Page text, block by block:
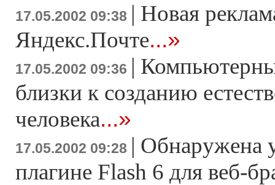
17.05.2002 09:38 | Новая
Яндекс.Почте...»
17.05.2002 09:36 |
близки к созданию
человека...»
17.05.2002 09:28 | Обнаружена
плагине Flash 6 для веб-